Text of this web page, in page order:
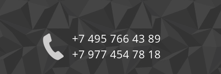
+7 495 766 43 89
+7 977 454 78 18